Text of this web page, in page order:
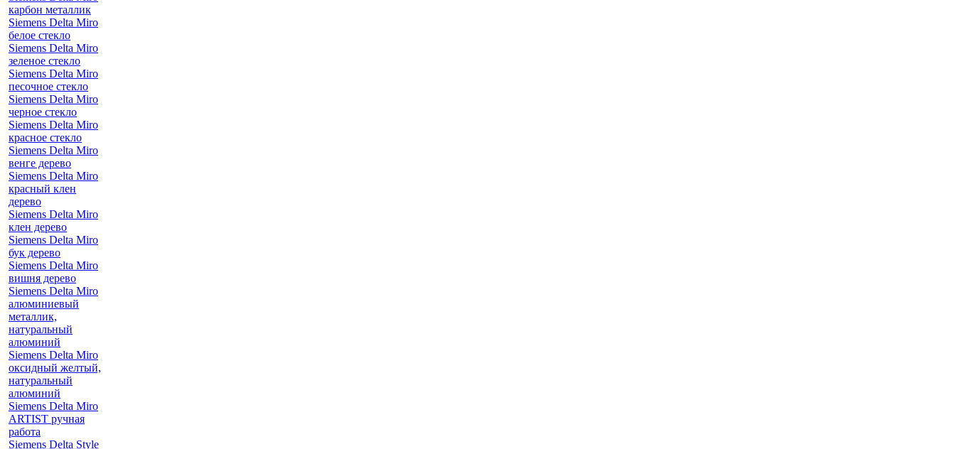
карбон металлик
Siemens Delta Miro
белое стекло
Siemens Delta Miro
зеленое стекло
Siemens Delta Miro
песочное стекло
Siemens Delta Miro
черное стекло
Siemens Delta Miro
красное стекло
Siemens Delta Miro
венге дерево
Siemens Delta Miro
красный клен
дерево
Siemens Delta Miro
клен дерево
Siemens Delta Miro
бук дерево
Siemens Delta Miro
вишня дерево
Siemens Delta Miro
алюминиевый
металлик,
натуральный
алюминий
Siemens Delta Miro
оксидный желтый,
натуральный
алюминий
Siemens Delta Miro
ARTIST ручная
работа
Siemens Delta Style